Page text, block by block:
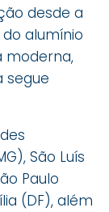
desde a
alumínio
moderna,
segue
São Luís
Paulo
(DF), além